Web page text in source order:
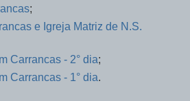
;
e Igreja Matriz de N.S.
Carrancas - 2° dia;
Carrancas - 1° dia.